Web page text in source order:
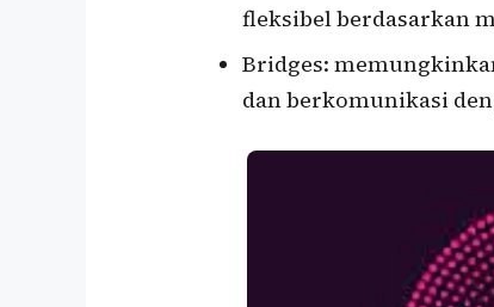
fleksibel berdasarkan
Bridges:
dan berkomunikasi